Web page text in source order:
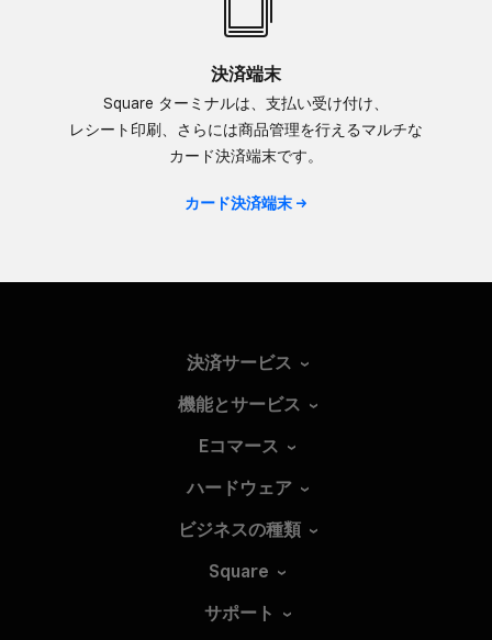
決済端末
Square ターミナルは、​支払い​受け付け、​
レシート印刷、​さらには​商品管理を​行える​マルチな​
カード決済端末です。
カード決済端末
決済サービス
機能とサービス
Eコマース
ハードウェア
ビジネスの種類
Square
サポート